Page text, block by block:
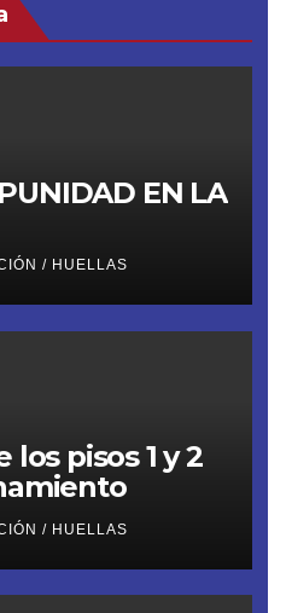
EN LA
/ HUELLAS
los pisos 1 y 2
/ HUELLAS